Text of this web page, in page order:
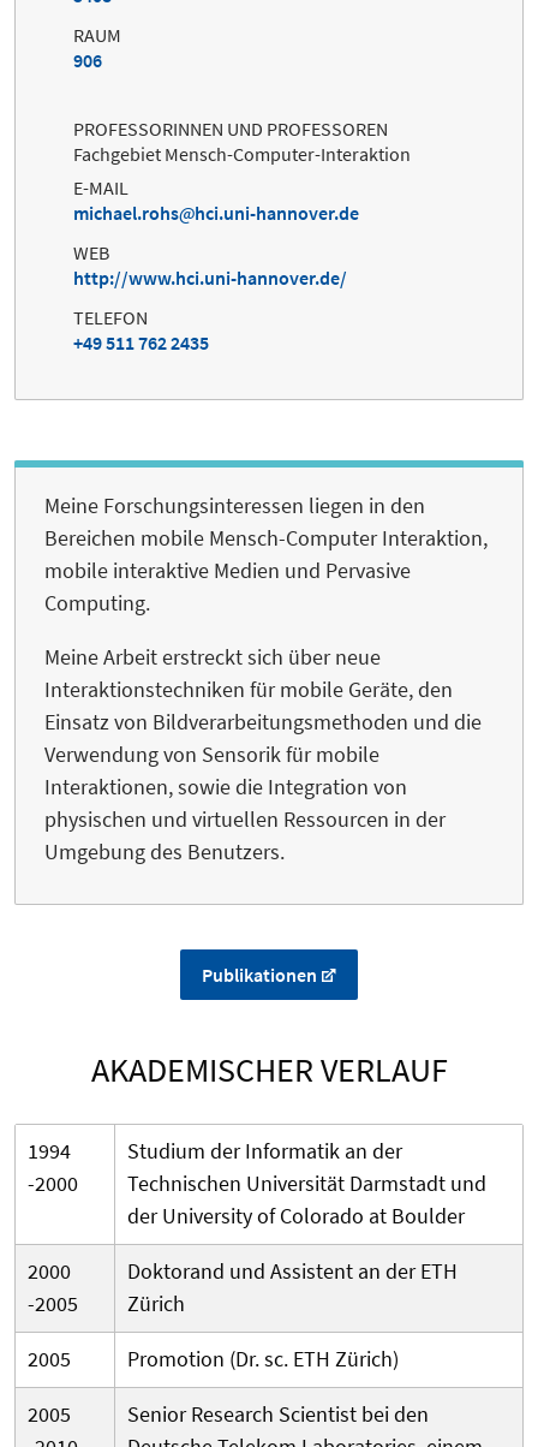
RAUM
906
PROFESSORINNEN UND PROFESSOREN
Fachgebiet Mensch-Computer-Interaktion
E-MAIL
michael.rohs
hci.uni-hannover.de
WEB
http://www.hci.uni-hannover.de/
TELEFON
+49 511 762 2435
Meine Forschungsinteressen liegen in den
Bereichen mobile Mensch-Computer Interaktion,
mobile interaktive Medien und Pervasive
Computing.
Meine Arbeit erstreckt sich über neue
Interaktionstechniken für mobile Geräte, den
Einsatz von Bildverarbeitungsmethoden und die
Verwendung von Sensorik für mobile
Interaktionen, sowie die Integration von
physischen und virtuellen Ressourcen in der
Umgebung des Benutzers.
Publikationen
AKADEMISCHER VERLAUF
1994
-2000
Studium der Informatik an der
Technischen Universität Darmstadt und
der University of Colorado at Boulder
2000
-2005
Doktorand und Assistent an der ETH
Zürich
2005
Promotion (Dr. sc. ETH Zürich)
2005
Senior Research Scientist bei den